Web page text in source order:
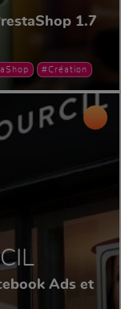
1.7
#Création
Ads et